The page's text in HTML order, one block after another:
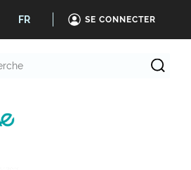
FR SE CONNECTER